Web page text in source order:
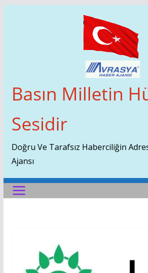
Basın Milletin
Sesidir
Doğru Ve Tarafsız Haberciliğin
Ajansı